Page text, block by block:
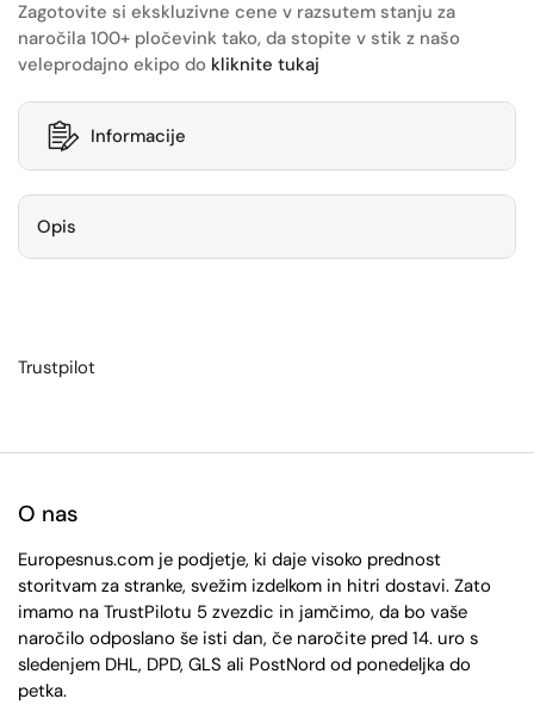
Zagotovite si ekskluzivne cene v razsutem stanju za
naročila 100+ pločevink tako, da stopite v stik z našo
veleprodajno ekipo do kliknite tukaj
Informacije
Opis
Trustpilot
O nas
Europesnus.com je podjetje, ki daje visoko prednost
storitvam za stranke, svežim izdelkom in hitri dostavi. Zato
imamo na TrustPilotu 5 zvezdic in jamčimo, da bo vaše
naročilo odposlano še isti dan, če naročite pred 14. uro s
sledenjem DHL, DPD, GLS ali PostNord od ponedeljka do
petka.